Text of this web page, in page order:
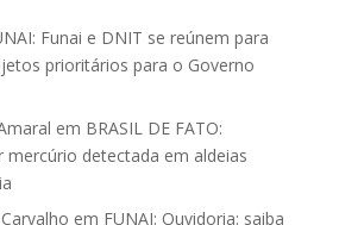
Funai e DNIT se reúnem para
prioritários para o Governo
em BRASIL DE FATO:
mercúrio detectada em aldeias
em FUNAI: Ouvidoria: saiba